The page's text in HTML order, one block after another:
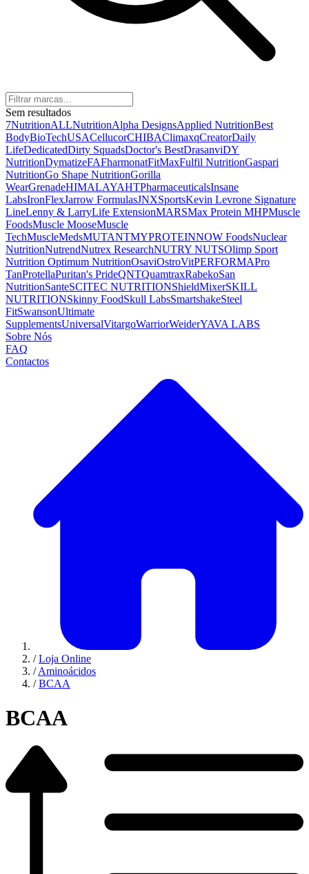
Sem resultados
7NutritionALLNutritionAlpha DesignsApplied NutritionBest
BodyBioTechUSACellucorCHIBAClimaxqCreatorDaily
LifeDedicatedDirty SquadsDoctor's BestDrasanviDY
NutritionDymatizeFAFharmonatFitMaxFulfil NutritionGaspari
NutritionGo Shape NutritionGorilla
WearGrenadeHIMALAYAHTPharmaceuticalsInsane
LabsIronFlexJarrow FormulasJNXSportsKevin Levrone Signature
LineLenny & LarryLife ExtensionMARSMax Protein MHPMuscle
FoodsMuscle MooseMuscle
TechMuscleMedsMUTANTMYPROTEINNOW FoodsNuclear
NutritionNutrendNutrex ResearchNUTRY NUTSOlimp Sport
Nutrition Optimum NutritionOsaviOstroVitPERFORMAPro
TanProtellaPuritan's PrideQNTQuamtraxRabekoSan
NutritionSanteSCITEC NUTRITIONShieldMixerSKILL
NUTRITIONSkinny FoodSkull LabsSmartshakeSteel
FitSwansonUltimate
SupplementsUniversalVitargoWarriorWeiderYAVA LABS
Sobre Nós
FAQ
Contactos
/ Loja Online
/Aminoácidos
/ BCAA
BCAA